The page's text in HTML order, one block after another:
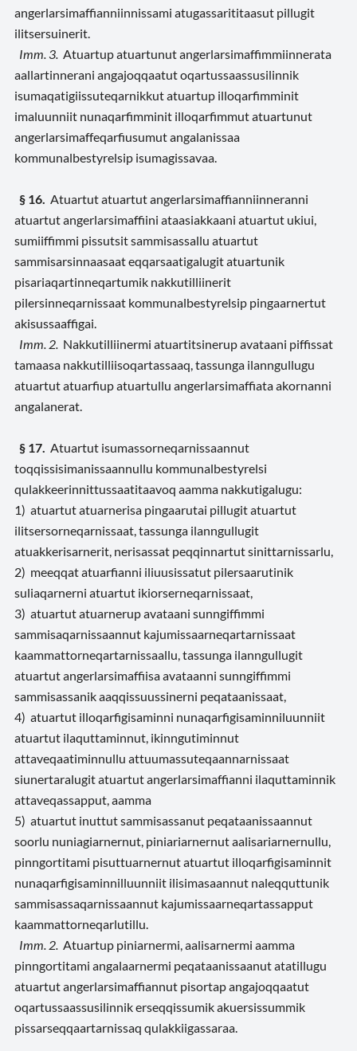
angerlarsimaffianniinnissami atugassarititaasut pillugit
ilitsersuinerit.
Imm. 3. Atuartup atuartunut angerlarsimaffimmiinnerata
aallartinnerani angajoqqaatut oqartussaassusilinnik
isumaqatigiissuteqarnikkut atuartup illoqarfimminit
imaluunniit nunaqarfimminit illoqarfimmut atuartunut
angerlarsimaffeqarfiusumut angalanissaa
kommunalbestyrelsip isumagissavaa.
§ 16. Atuartut atuartut angerlarsimaffianniinneranni
atuartut angerlarsimaffiini ataasiakkaani atuartut ukiui,
sumiiffimmi pissutsit sammisassallu atuartut
sammisarsinnaasaat eqqarsaatigalugit atuartunik
pisariaqartinneqartumik nakkutilliinerit
pilersinneqarnissaat kommunalbestyrelsip pingaarnertut
akisussaaffigai.
Imm. 2. Nakkutilliinermi atuartitsinerup avataani piffissat
tamaasa nakkutilliisoqartassaaq, tassunga ilanngullugu
atuartut atuarfiup atuartullu angerlarsimaffiata akornanni
angalanerat.
§ 17. Atuartut isumassorneqarnissaannut
toqqissisimanissaannullu kommunalbestyrelsi
qulakkeerinnittussaatitaavoq aamma nakkutigalugu:
1) atuartut atuarnerisa pingaarutai pillugit atuartut
ilitsersorneqarnissaat, tassunga ilanngullugit
atuakkerisarnerit, nerisassat peqqinnartut sinittarnissarlu,
2) meeqqat atuarfianni iliuusissatut pilersaarutinik
suliaqarnerni atuartut ikiorserneqarnissaat,
3) atuartut atuarnerup avataani sunngiffimmi
sammisaqarnissaannut kajumissaarneqartarnissaat
kaammattorneqartarnissaallu, tassunga ilanngullugit
atuartut angerlarsimaffiisa avataanni sunngiffimmi
sammisassanik aaqqissuussinerni peqataanissaat,
4) atuartut illoqarfigisaminni nunaqarfigisaminniluunniit
atuartut ilaquttaminnut, ikinngutiminnut
attaveqaatiminnullu attuumassuteqaannarnissaat
siunertaralugit atuartut angerlarsimaffianni ilaquttaminnik
attaveqassapput, aamma
5) atuartut inuttut sammisassanut peqataanissaannut
soorlu nuniagiarnernut, piniariarnernut aalisariarnernullu,
pinngortitami pisuttuarnernut atuartut illoqarfigisaminnit
nunaqarfigisaminnilluunniit ilisimasaannut naleqquttunik
sammisassaqarnissaannut kajumissaarneqartassapput
kaammattorneqarlutillu.
Imm. 2. Atuartup piniarnermi, aalisarnermi aamma
pinngortitami angalaarnermi peqataanissaanut atatillugu
atuartut angerlarsimaffiannut pisortap angajoqqaatut
oqartussaassusilinnik erseqqissumik akuersissummik
pissarseqqaartarnissaq qulakkiigassaraa.